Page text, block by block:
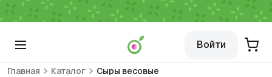
Войти
Главная Каталог Сыры весовые